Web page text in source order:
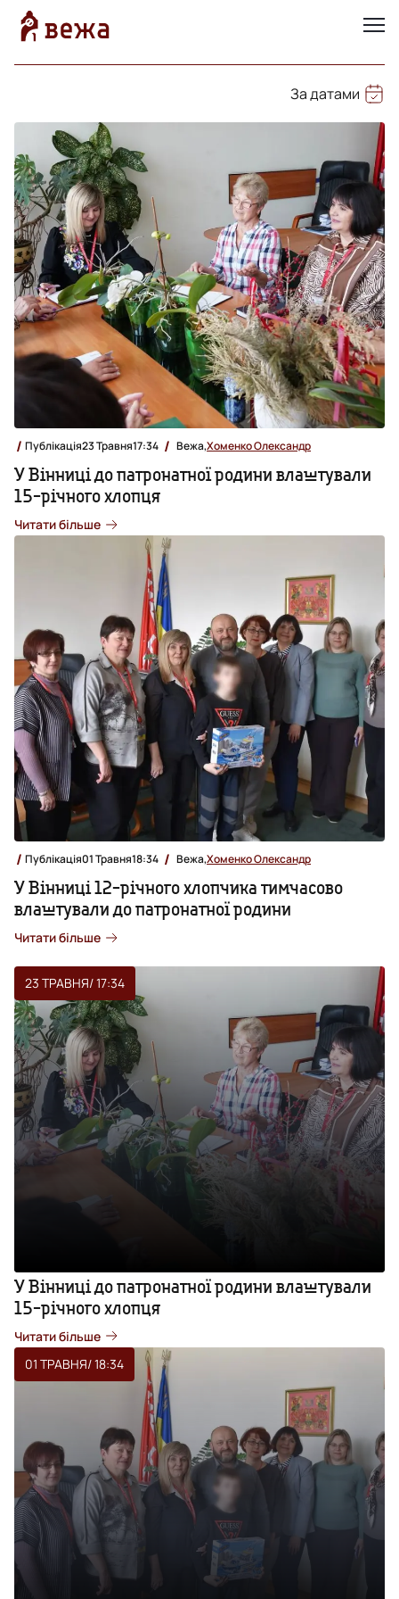
За датами
Публікація23 Травня17:34 Вежа,Хоменко Олександр
У Вінниці до патронатної родини влаштували
15-річного хлопця
Читати більше
Публікація01 Травня18:34 Вежа,Хоменко Олександр
У Вінниці 12-річного хлопчика тимчасово
влаштували до патронатної родини
Читати більше
23 ТРАВНЯ/ 17:34
У Вінниці до патронатної родини влаштували
15-річного хлопця
Читати більше
01 ТРАВНЯ/ 18:34